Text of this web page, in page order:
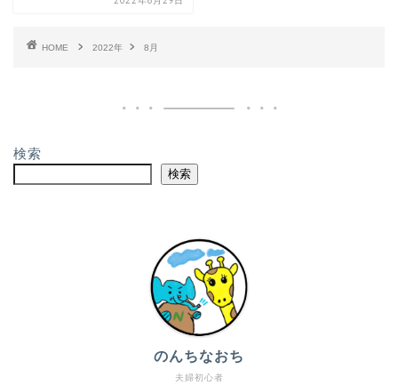
HOME 2022年 8月
検索
検索
夫婦初心者
のんちなおち